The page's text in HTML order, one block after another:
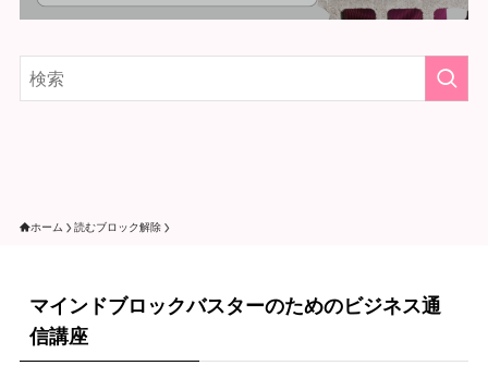
ホーム 読むブロック解除
マインドブロックバスターのためのビジネス通
信講座